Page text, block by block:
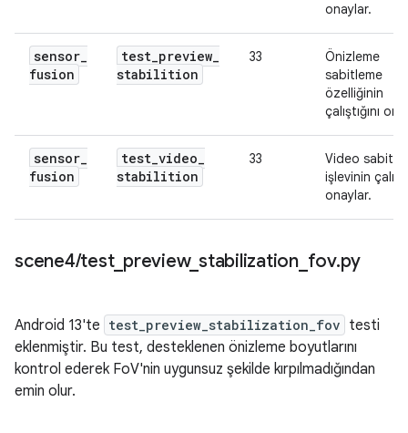
onaylar.
sensor_
fusion
test_preview_
stabilition
33
Önizleme
sabitleme
özelliğinin
çalıştığını
sensor_
fusion
test_video_
stabilition
33
Video
işlevinin
onaylar.
scene4/test_ preview_ stabilization_ fov.py
Android 13'te test_preview_stabilization_fov testi
eklenmiştir. Bu test, desteklenen önizleme boyutlarını
kontrol ederek FoV'nin uygunsuz şekilde kırpılmadığından
emin olur.